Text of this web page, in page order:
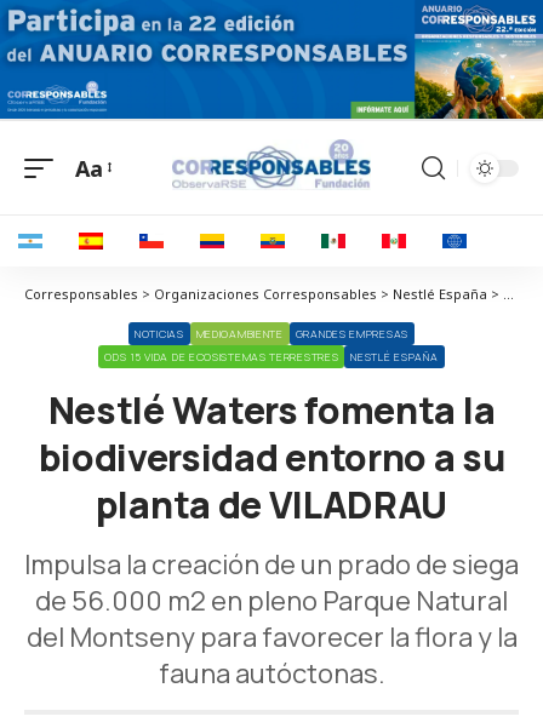
Aa
Corresponsables > Organizaciones Corresponsables > Nestlé España > Nestlé Waters fomenta la biodiversidad entorno a su planta de VILADRAU
NOTICIAS MEDIOAMBIENTE
GRANDES EMPRESAS
ODS 15 VIDA DE ECOSISTEMAS TERRESTRES
NESTLÉ ESPAÑA
Nestlé Waters fomenta la
biodiversidad entorno a su
planta de VILADRAU
Impulsa la creación de un prado de siega
de 56.000 m2 en pleno Parque Natural
del Montseny para favorecer la flora y la
fauna autóctonas.